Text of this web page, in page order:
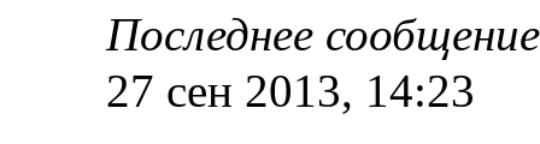
Последнее
27 сен 2013, 14:23